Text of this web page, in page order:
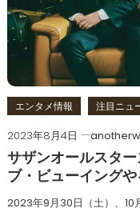
エンタメ情報 注目ニュ
2023年8月4日
サザンオールスタ
ブ・ビューイングや
2023年9月30日（土）、10